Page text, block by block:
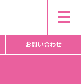
お問い合わせ